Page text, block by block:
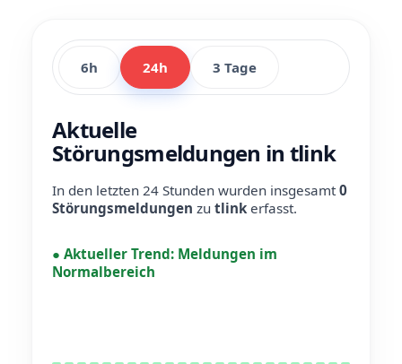
6h 24h 3 Tage
Aktuelle
Störungsmeldungen in tlink
In den letzten 24 Stunden wurden insgesamt0
Störungsmeldungen zu tlinkerfasst.
● Aktueller Trend: Meldungen im
Normalbereich